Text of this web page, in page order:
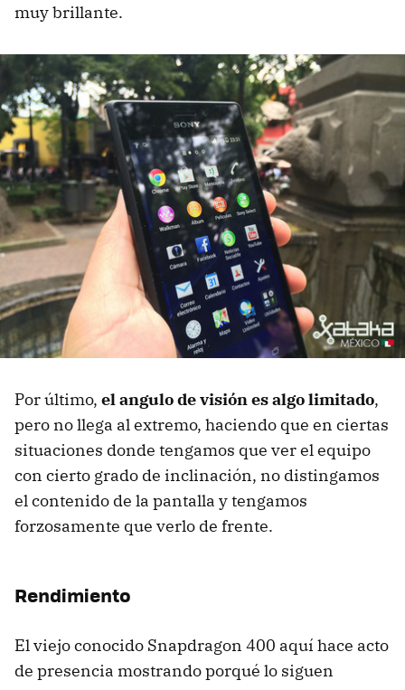
muy brillante.
Por último, el angulo de visión es algo limitado,
pero no llega al extremo, haciendo que en ciertas
situaciones donde tengamos que ver el equipo
con cierto grado de inclinación, no distingamos
el contenido de la pantalla y tengamos
forzosamente que verlo de frente.
Rendimiento
El viejo conocido Snapdragon 400 aquí hace acto
de presencia mostrando porqué lo siguen